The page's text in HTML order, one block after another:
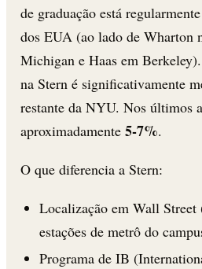
de graduação está
dos EUA (ao lado de Wharton
Michigan e Haas em
na Stern é significativamente
restante da NYU. Nos últimos
aproximadamente 5-7%.
O que diferencia a Stern:
Localização em Wall Street
estações de metrô do
Programa de IB